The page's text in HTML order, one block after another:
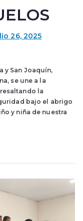
26, 2025
y San Joaquín,
se une a la
la
bajo el abrigo
y niña de nuestra